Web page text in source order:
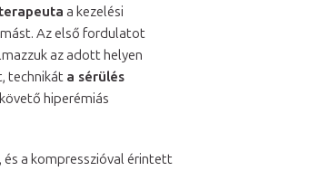
terapeuta a kezelési
Az első fordulatot
az adott helyen
technikát a sérülés
hiperémiás
a kompresszióval érintett